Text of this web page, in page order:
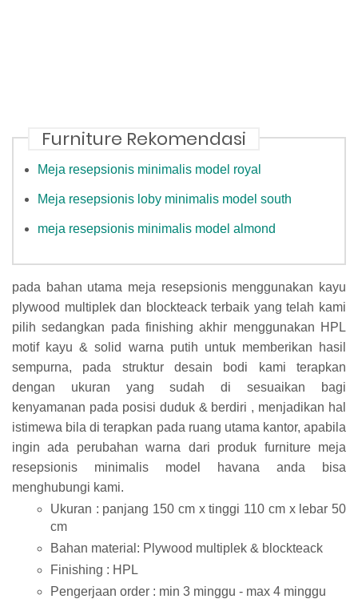
Furniture Rekomendasi
Meja resepsionis minimalis model royal
Meja resepsionis loby minimalis model south
meja resepsionis minimalis model almond
pada bahan utama meja resepsionis menggunakan kayu
plywood multiplek dan blockteack terbaik yang telah kami
pilih sedangkan pada finishing akhir menggunakan HPL
motif kayu & solid warna putih untuk memberikan hasil
sempurna, pada struktur desain bodi kami terapkan
dengan ukuran yang sudah di sesuaikan bagi
kenyamanan pada posisi duduk & berdiri , menjadikan hal
istimewa bila di terapkan pada ruang utama kantor, apabila
ingin ada perubahan warna dari produk furniture meja
resepsionis minimalis model havana anda bisa
menghubungi kami.
Ukuran : panjang 150 cm x tinggi 110 cm x lebar 50
cm
Bahan material: Plywood multiplek & blockteack
Finishing : HPL
Pengerjaan order : min 3 minggu - max 4 minggu